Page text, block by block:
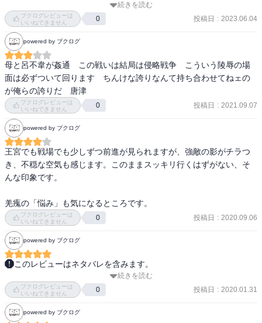
政が無理をしていないといえば嘘だが
それがどうした、俺達は戦争をやっているんだ
と返すのも覚悟が決まっていて惚れ惚れする。
信を止める蒙恬も好きだが、
外道は外道だと切り捨てる信の熱さも好きだ。
王賁の言っていることも正しい。
このそれぞれ違う三者が並び立つ日が来れば
面白いと思ってしまう。
何を目指すか
許せることと
許せないことを
あいつらがやっているからやって良いわけではなく
絶対にやってはいけないことを
やらせてはいけない
続きを読む
ブクログレビューは
いいねできません
0 投稿日 : 2023.06.04
powered by ブクログ
母と呂不韋が姦通　この戦いは結局は侵略戦争　こういう陵辱の場
面は必ずついて回ります　ちんけな誇りなんて持ち合わせてねェの
が俺らの誇りだ　唐津
ブクログレビューは
いいねできません
0 投稿日 : 2021.09.07
powered by ブクログ
王宮でも戦場でも少しずつ前進が見られますが、強敵の影がチラつ
き、不穏な空気も感じます。このままスッキリ行くはずがない、そ
んな印象です。
羌瘣の「悩み」も気になるところです。
ブクログレビューは
いいねできません
0 投稿日 : 2020.09.06
powered by ブクログ
このレビューはネタバレを含みます。
ついに登場した新キャラ・太后様（政母）が表紙だったんですね。
コミックレンタルのマンガにはカバーがないのでブクログの画像で
初めて知りました。
続きを読む
ブクログレビューは
いいねできません
0 投稿日 : 2020.01.31
powered by ブクログ